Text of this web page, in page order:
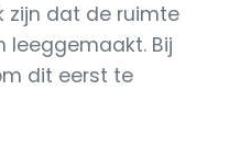
zijn dat de ruimte
leeggemaakt. Bij
dit eerst te